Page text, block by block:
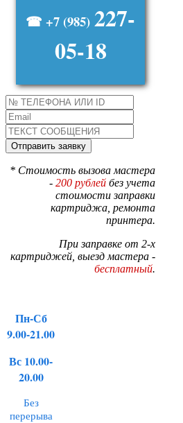
☎ +7 (985) 227-
05-18
* Стоимость вызова мастера
- 200 рублей без учета
стоимости заправки
картриджа, ремонта
принтера.
При заправке от 2-х
картриджей, выезд мастера -
бесплатный.
Пн-Сб
9.00-21.00
Вс 10.00-
20.00
Без
перерыва